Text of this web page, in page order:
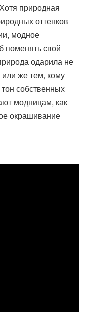
природная
оттенков
модное
поменять свой
одарила не
же тем, кому
собственных
модницам, как
окрашивание